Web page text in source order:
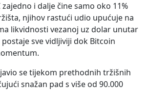
zajedno i dalje čine samo oko 11%
njihov rastući udio upućuje na
likvidnosti vezanoj uz dolar unutar
sve vidljiviji dok Bitcoin
se tijekom prethodnih tržišnih
snažan pad s više od 90.000